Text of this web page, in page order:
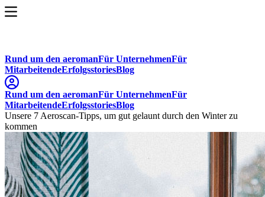
Rund um den aeromanFür UnternehmenFür
MitarbeitendeErfolgsstoriesBlog
Rund um den aeromanFür UnternehmenFür
MitarbeitendeErfolgsstoriesBlog
Unsere 7 Aeroscan-Tipps, um gut gelaunt durch den Winter zu
kommen